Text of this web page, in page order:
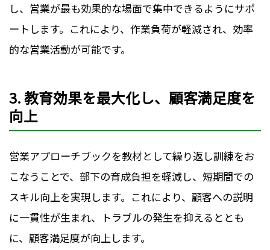
し、営業が最も効果的な場面で集中できるようにサポ
ートします。これにより、作業負荷が軽減され、効率
的な営業活動が可能です。
3.教育効果を最大化し、顧客満足度を
向上
営業アプローチブックを教材として繰り返し訓練をお
こなうことで、部下の育成負担を軽減し、短期間での
スキル向上を実現します。これにより、顧客への説明
に一貫性が生まれ、トラブルの発生を抑えるととも
に、顧客満足度が向上します。